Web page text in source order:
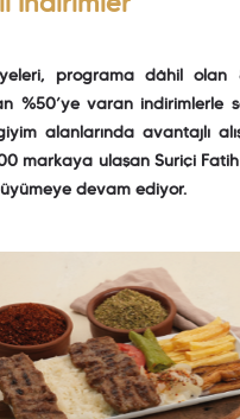
İndirimler
programa dâhil olan
%50’ye varan indirimlerle
alanlarında avantajlı
markaya ulaşan Suriçi
devam ediyor.